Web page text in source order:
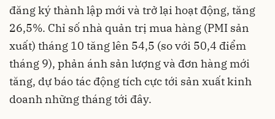
đăng ký thành lập mới và trở lại hoạt động, tăng
26,5%. Chỉ số nhà quản trị mua hàng (PMI sản
xuất) tháng 10 tăng lên 54,5 (so với 50,4 điểm
tháng 9), phản ánh sản lượng và đơn hàng mới
tăng, dự báo tác động tích cực tới sản xuất kinh
doanh những tháng tới đây.